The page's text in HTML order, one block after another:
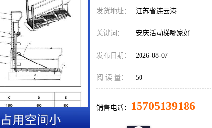
发货地址： 江苏省连云港
关键词： 安庆活动梯哪家好
发布日期： 2026-08-07
阅 读 量： 50
销售电话： 15705139186